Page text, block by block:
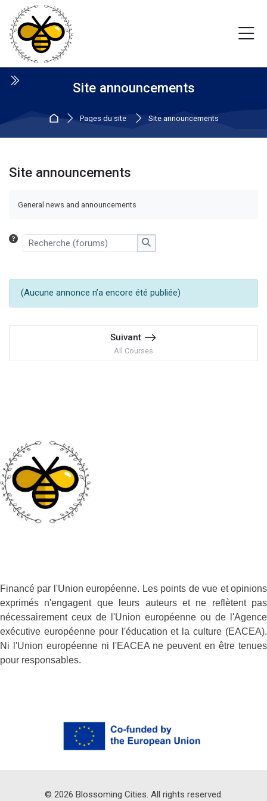
Skip to navigation
Skip to login form
Passer au contenu principal
Skip to footer
Site announcements
AccueilPages du site Site announcements
Site announcements
General news and announcements
Recherche (forums)
Recherche (forums)
(Aucune annonce n’a encore été publiée)
Suivant
All Courses
Financé par l'Union européenne. Les points de vue et opinions
exprimés n'engagent que leurs auteurs et ne reflètent pas
nécessairement ceux de l'Union européenne ou de l'Agence
exécutive européenne pour l'éducation et la culture (EACEA).
Ni l'Union européenne ni l'EACEA ne peuvent en être tenues
pour responsables.
© 2026 Blossoming Cities. All rights reserved.